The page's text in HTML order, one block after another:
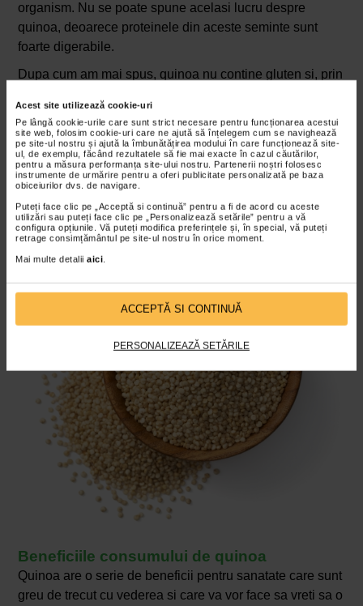
Acest site utilizează cookie-uri
Pe lângă cookie-urile care sunt strict necesare pentru funcționarea acestui
site web, folosim cookie-uri care ne ajută să înțelegem cum se navighează
pe site-ul nostru și ajută la îmbunătățirea modului în care funcționează site-
ul, de exemplu, făcând rezultatele să fie mai exacte în cazul căutărilor,
pentru a măsura performanța site-ului nostru. Partenerii noștri folosesc
instrumente de urmărire pentru a oferi publicitate personalizată pe baza
obiceiurilor dvs. de navigare.
Puteți face clic pe „Acceptă si continuă” pentru a fi de acord cu aceste
utilizări sau puteți face clic pe „Personalizează setările” pentru a vă
configura opțiunile. Vă puteți modifica preferințele și, în special, vă puteți
retrage consimțământul pe site-ul nostru în orice moment.
Mai multe detalii aici
ACCEPTĂ SI CONTINUĂ
PERSONALIZEAZĂ SETĂRILE
organism. Nu se poate spune acelasi lucru despre
quinoa, deoarece proteinele din aceste seminte sunt
foarte digerabile.
Dupa cum am mai spus, quinoa nu contine gluten si, prin
alergice la gluten.
Grasimi
O portie de 100 de grame de seminte gatite de quinoa
grasimile din semintele de quinoa sunt compuse in
principal din acid palmitic, acid oleic si acid linoleic.
Beneficiile consumului de quinoa
Quinoa are o serie de beneficii pentru sanatate care sunt
greu de trecut cu vederea si care va vor face sa vreti sa o